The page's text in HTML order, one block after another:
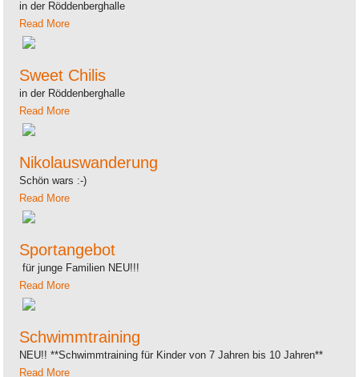
in der Röddenberghalle
Read More
Sweet Chilis
in der Röddenberghalle
Read More
Nikolauswanderung
Schön wars :-)
Read More
Sportangebot
für junge Familien NEU!!!
Read More
Schwimmtraining
NEU!! **Schwimmtraining für Kinder von 7 Jahren bis 10 Jahren**
Read More